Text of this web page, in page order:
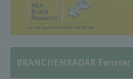
BRANCHENRADAR